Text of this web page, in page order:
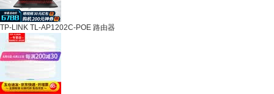
TP-LINK TL-AP1202C-POE 路由器